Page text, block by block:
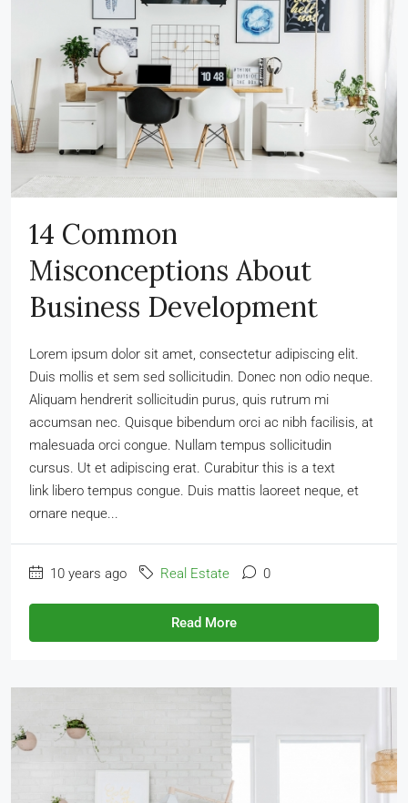
14 Common
Misconceptions About
Business Development
Lorem ipsum dolor sit amet, consectetur adipiscing elit.
Duis mollis et sem sed sollicitudin. Donec non odio neque.
Aliquam hendrerit sollicitudin purus, quis rutrum mi
accumsan nec. Quisque bibendum orci ac nibh facilisis, at
malesuada orci congue. Nullam tempus sollicitudin
cursus. Ut et adipiscing erat. Curabitur this is a text
link libero tempus congue. Duis mattis laoreet neque, et
ornare neque...
10 years ago Real Estate 0
Read More